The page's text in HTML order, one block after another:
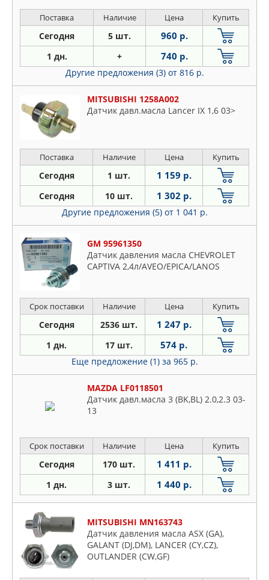
Поставка Наличие Цена Купить
Сегодня 5 шт. 960 р.
1 дн. + 740 р.
Другие предложения (3) от 816 р.
MITSUBISHI 1258A002
Датчик давл.масла Lancer IX 1,6 03>
Поставка Наличие Цена Купить
Сегодня 1 шт. 1 159 р.
Сегодня 10 шт. 1 302 р.
Другие предложения (5) от 1 041 р.
GM 95961350
Датчик давления масла CHEVROLET
CAPTIVA 2,4л/AVEO/EPICA/LANOS
Срок поставки Наличие Цена Купить
Сегодня 2536 шт. 1 247 р.
1 дн. 17 шт. 574 р.
Еще предложение (1) за 965 р.
MAZDA LF0118501
Датчик давл.масла 3 (BK,BL) 2.0,2.3 03-
13
Срок поставки Наличие Цена Купить
Сегодня 170 шт. 1 411 р.
1 дн. 3 шт. 1 440 р.
MITSUBISHI MN163743
Датчик давления масла ASX (GA),
GALANT (DJ,DM), LANCER (CY,CZ),
OUTLANDER (CW,GF)